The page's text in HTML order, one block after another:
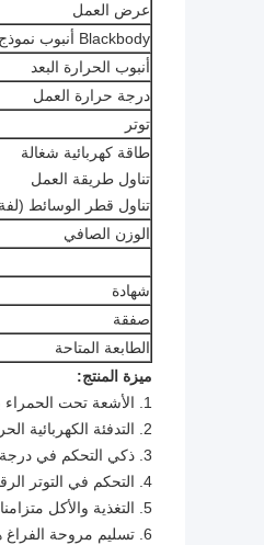
عرض العمل
Blackbody أنبوب نموذج العمل
أنبوب الحرارة البعد
درجة حرارة العمل
توتر
طاقة كهربائية شغالة
تناول طريقة العمل
تناول قطر الوسائط
الوزن الصافي
شهادة
صفقة
الطابعة المتاحة
ميزة المنتج:
1. الأشعة تحت الحمراء بعيدة أنبوب Blackbody الإشعاع.
2. التدفئة الكهربائية الحرارية.
3. ذكي التحكم في درجة الحرارة PID.
4. التحكم في التوتر الرقمي.
5. التغذية والأكل متزامنان.
6. تسليم مروحة الفراغ هو السيطرة عليها.